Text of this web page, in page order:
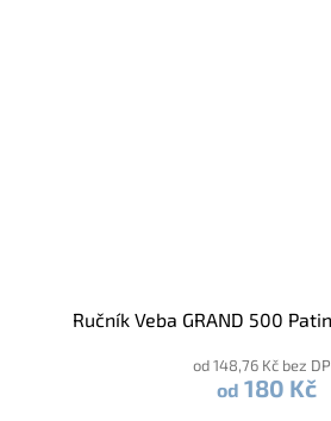
Ručník Veba GRAND 500
od 148,76 Kč bez
od 180 Kč